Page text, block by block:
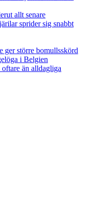
allt senare
sprider sig snabbt
ger större bomullsskörd
i Belgien
än alldagliga